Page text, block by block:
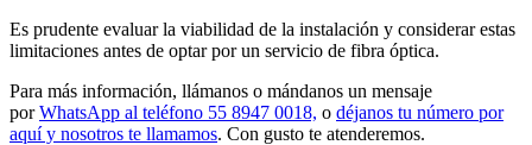
Es prudente evaluar la viabilidad de la instalación y considerar estas
limitaciones antes de optar por un servicio de fibra óptica.
Para más información, llámanos o mándanos un mensaje
porWhatsApp al teléfono 55 8947 0018, o déjanos tu número por
aquí y nosotros te llamamos. Con gusto te atenderemos.